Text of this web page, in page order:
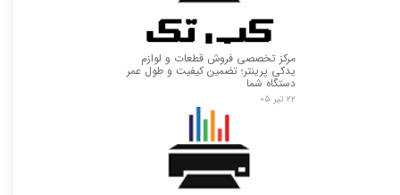
مرکز تخصصی فروش قطعات و لوازم
یدکی پرینتر؛ تضمین کیفیت و طول عمر
دستگاه شما
۲۲ تیر ۰۵